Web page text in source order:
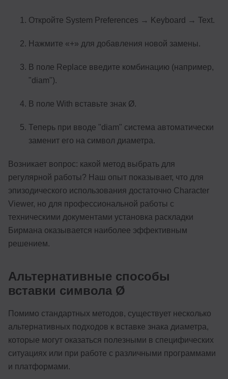
Откройте System Preferences → Keyboard → Text.
Нажмите «+» для добавления новой замены.
В поле Replace введите комбинацию (например,
"diam").
В поле With вставьте знак Ø.
Теперь при вводе "diam" система автоматически
заменит его на символ диаметра.
Возникает вопрос: какой метод выбрать для
регулярной работы? Наш опыт показывает, что для
эпизодического использования достаточно Character
Viewer, но для профессиональной работы с
техническими документами установка раскладки
Бирмана оказывается наиболее эффективным
решением.
Альтернативные способы
вставки символа Ø
Помимо стандартных методов, существует несколько
альтернативных подходов к вставке знака диаметра,
которые могут оказаться полезными в специфических
ситуациях или при работе с различными программами
и платформами.